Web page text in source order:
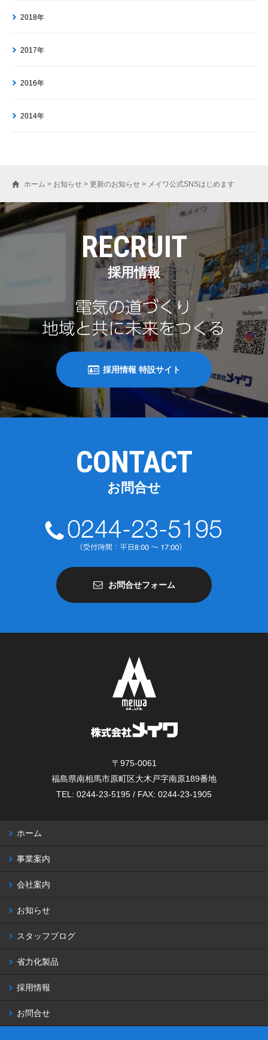
2018年
2017年
2016年
2014年
ホーム > お知らせ > 更新のお知らせ > メイワ公式SNSはじめます
RECRUIT
採用情報
採用情報 特設サイト
CONTACT
お問合せ
お問合せフォーム
〒975-0061
福島県南相馬市原町区大木戸字南原189番地
TEL: 0244-23-5195 / FAX: 0244-23-1905
ホーム
事業案内
会社案内
お知らせ
スタッフブログ
省力化製品
採用情報
お問合せ